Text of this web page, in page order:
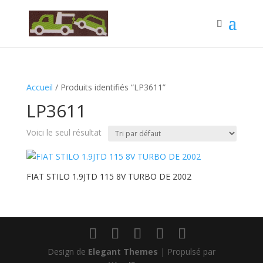
Accueil / Produits identifiés “LP3611”
LP3611
Voici le seul résultat
FIAT STILO 1.9JTD 115 8V TURBO DE 2002
Design de Elegant Themes | Propulsé par